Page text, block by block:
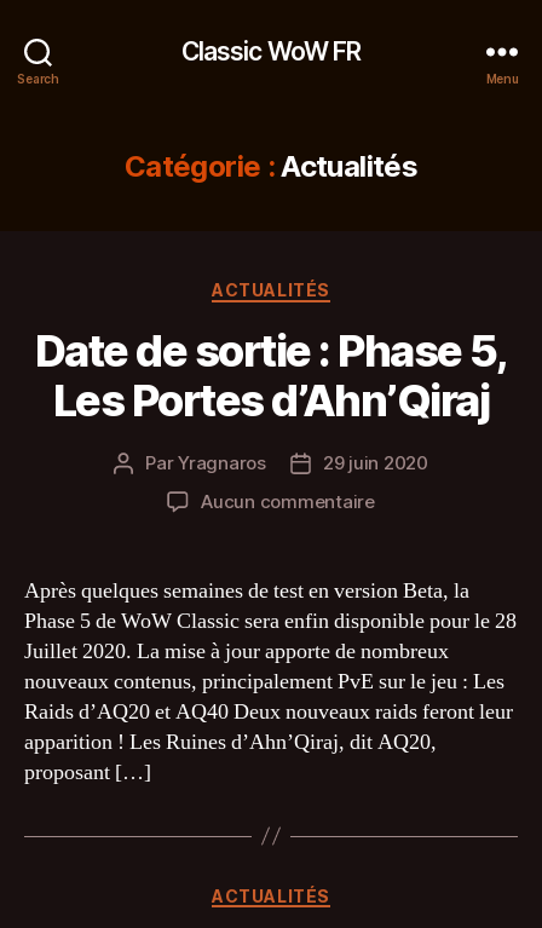
Search
Classic WoW FR
Menu
Catégorie :Actualités
Catégories
ACTUALITÉS
Date de sortie : Phase 5,
Les Portes d’Ahn’Qiraj
Auteur
l’article
ParYragnaros
Date29 juin 2020
Aucun commentairesur
sortie
Phase
5,
Les
Portes
d’Ahn’Qiraj
Après quelques semaines de test en version Beta, la
Phase 5 de WoW Classic sera enfin disponible pour le 28
Juillet 2020. La mise à jour apporte de nombreux
nouveaux contenus, principalement PvE sur le jeu : Les
Raids d’AQ20 et AQ40 Deux nouveaux raids feront leur
apparition ! Les Ruines d’Ahn’Qiraj, dit AQ20,
proposant […]
Catégories
ACTUALITÉS